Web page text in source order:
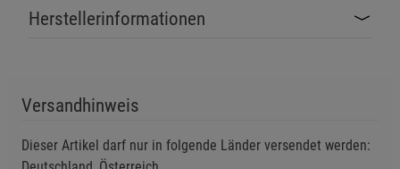
Erwärmung bersten.
Flammen sowie anderen Zündquellenarten fernhalten.
Nicht rauchen.
Herstellerinformationen
Versandhinweis
Dieser Artikel darf nur in folgende Länder versendet werden: